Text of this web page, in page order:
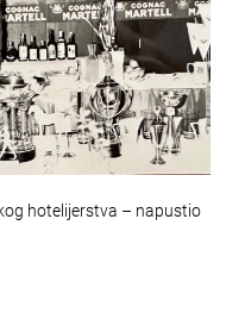
hotelijerstva – napustio